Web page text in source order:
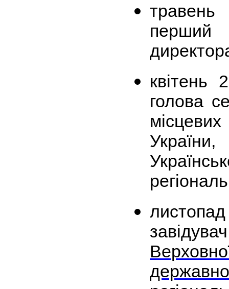
перший
голова